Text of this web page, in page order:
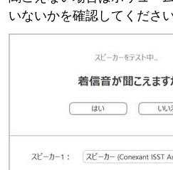
いないかを確認してください